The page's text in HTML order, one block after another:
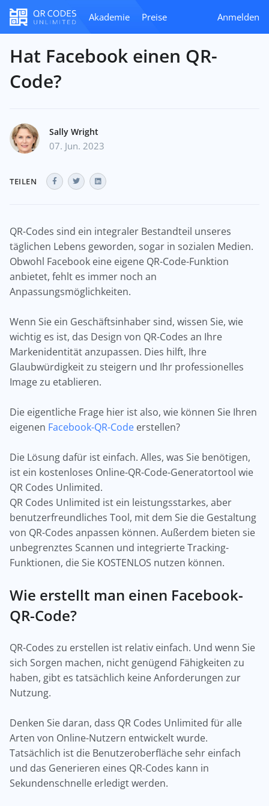
Akademie Preise Anmelden
Hat Facebook einen QR-
Code?
Sally Wright
07. Jun. 2023
TEILEN
QR-Codes sind ein integraler Bestandteil unseres
täglichen Lebens geworden, sogar in sozialen Medien.
Obwohl Facebook eine eigene QR-Code-Funktion
anbietet, fehlt es immer noch an
Anpassungsmöglichkeiten.
Wenn Sie ein Geschäftsinhaber sind, wissen Sie, wie
wichtig es ist, das Design von QR-Codes an Ihre
Markenidentität anzupassen. Dies hilft, Ihre
Glaubwürdigkeit zu steigern und Ihr professionelles
Image zu etablieren.
Die eigentliche Frage hier ist also, wie können Sie Ihren
eigenen Facebook-QR-Code erstellen?
Die Lösung dafür ist einfach. Alles, was Sie benötigen,
ist ein kostenloses Online-QR-Code-Generatortool wie
QR Codes Unlimited.
QR Codes Unlimited ist ein leistungsstarkes, aber
benutzerfreundliches Tool, mit dem Sie die Gestaltung
von QR-Codes anpassen können. Außerdem bieten sie
unbegrenztes Scannen und integrierte Tracking-
Funktionen, die Sie KOSTENLOS nutzen können.
Wie erstellt man einen Facebook-
QR-Code?
QR-Codes zu erstellen ist relativ einfach. Und wenn Sie
sich Sorgen machen, nicht genügend Fähigkeiten zu
haben, gibt es tatsächlich keine Anforderungen zur
Nutzung.
Denken Sie daran, dass QR Codes Unlimited für alle
Arten von Online-Nutzern entwickelt wurde.
Tatsächlich ist die Benutzeroberfläche sehr einfach
und das Generieren eines QR-Codes kann in
Sekundenschnelle erledigt werden.